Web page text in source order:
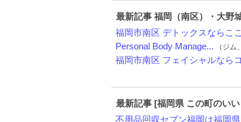
最新記事 福岡（南区）・大野
福岡市南区 デトックスならこ
Personal Body Manage... （ジム
福岡市南区 フェイシャルなら
最新記事 [福岡県 この町のい
不用品回収セブン福岡は福岡